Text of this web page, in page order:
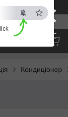
×
ESC
Кондиціонер